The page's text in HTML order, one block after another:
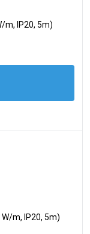
m, IP20, 5m)
m, IP20, 5m)